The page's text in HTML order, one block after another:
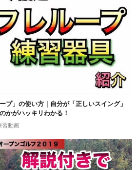
プ」の使い方｜自分が「正しいスイング」
かがハッキリわかる！
習動画